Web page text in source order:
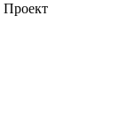
Проект